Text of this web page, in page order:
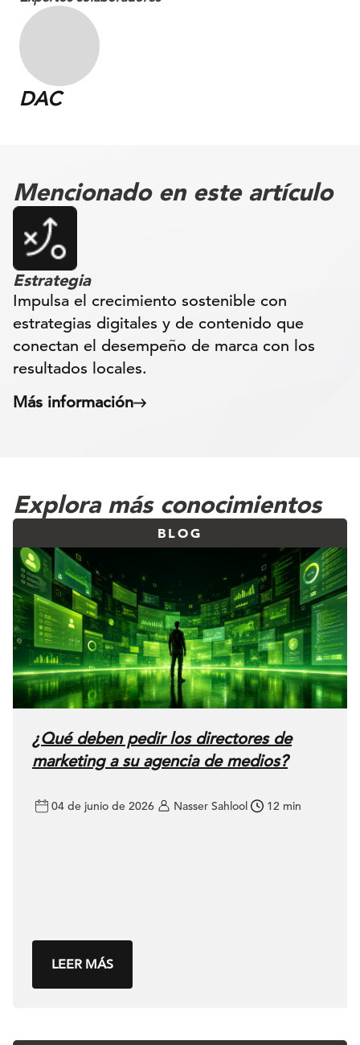
DAC
Mencionado en este artículo
Estrategia
Impulsa el crecimiento sostenible con
estrategias digitales y de contenido que
conectan el desempeño de marca con los
resultados locales.
Más información
Explora más conocimientos
BLOG
¿Qué deben pedir los directores de
marketing a su agencia de medios?
04 de junio de 2026 Nasser Sahlool 12 min
LEER MÁS